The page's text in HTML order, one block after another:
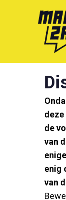
de
van
enig
van